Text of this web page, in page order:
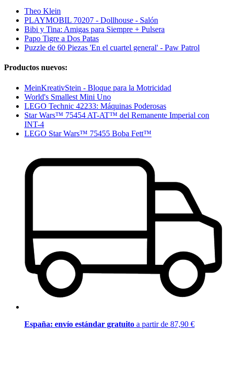
Theo Klein
PLAYMOBIL 70207 - Dollhouse - Salón
Bibi y Tina: Amigas para Siempre + Pulsera
Papo Tigre a Dos Patas
Puzzle de 60 Piezas 'En el cuartel general' - Paw Patrol
Productos nuevos:
MeinKreativStein - Bloque para la Motricidad
World's Smallest Mini Uno
LEGO Technic 42233: Máquinas Poderosas
Star Wars™ 75454 AT-AT™ del Remanente Imperial con
INT-4
LEGO Star Wars™ 75455 Boba Fett™
España: envío estándar gratuito a partir de 87,90 €